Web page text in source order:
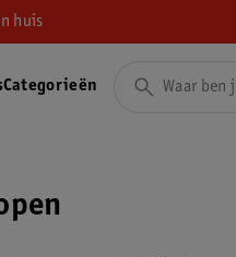
huis
Categorieën